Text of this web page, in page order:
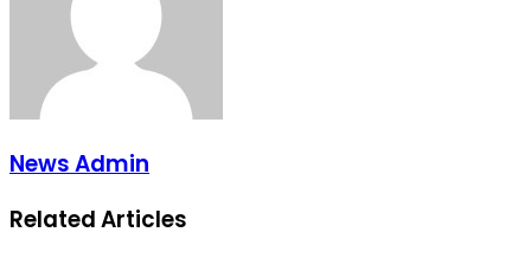
News Admin
Related Articles